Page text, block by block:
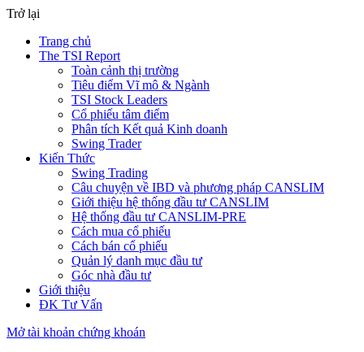
Trở lại
Trang chủ
The TSI Report
Toàn cảnh thị trường
Tiêu điểm Vĩ mô & Ngành
TSI Stock Leaders
Cổ phiếu tâm điểm
Phân tích Kết quả Kinh doanh
Swing Trader
Kiến Thức
Swing Trading
Câu chuyện về IBD và phương pháp CANSLIM
Giới thiệu hệ thống đầu tư CANSLIM
Hệ thống đầu tư CANSLIM-PRE
Cách mua cổ phiếu
Cách bán cổ phiếu
Quản lý danh mục đầu tư
Góc nhà đầu tư
Giới thiệu
ĐK Tư Vấn
Mở tài khoản chứng khoán